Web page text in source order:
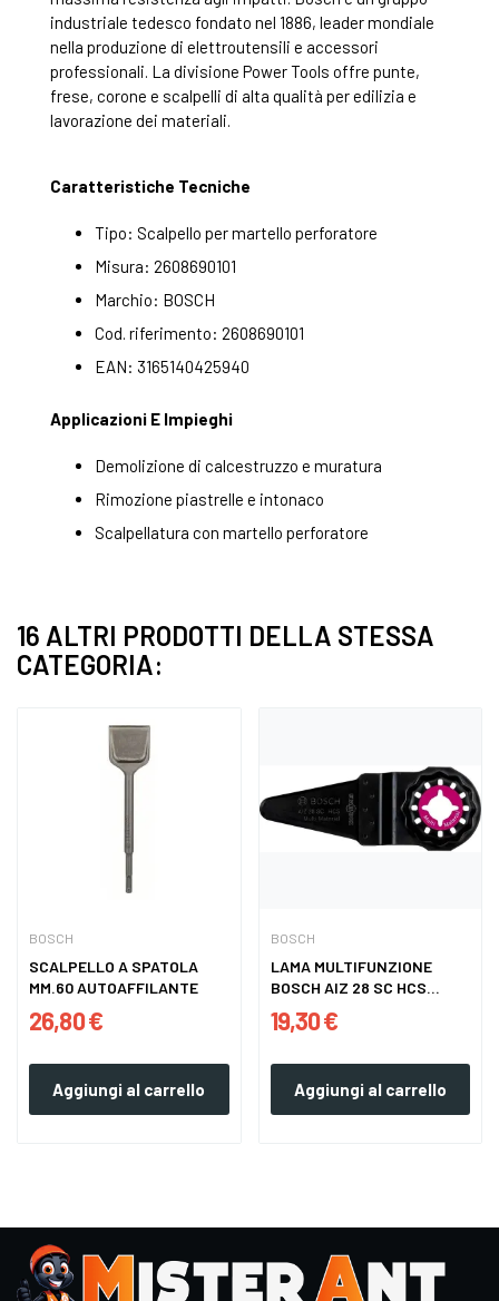
industriale tedesco fondato nel 1886, leader mondiale
nella produzione di elettroutensili e accessori
professionali. La divisione Power Tools offre punte,
frese, corone e scalpelli di alta qualità per edilizia e
lavorazione dei materiali.
Caratteristiche Tecniche
Tipo: Scalpello per martello perforatore
Misura: 2608690101
Marchio: BOSCH
Cod. riferimento: 2608690101
EAN: 3165140425940
Applicazioni E Impieghi
Demolizione di calcestruzzo e muratura
Rimozione piastrelle e intonaco
Scalpellatura con martello perforatore
16 ALTRI PRODOTTI DELLA STESSA
CATEGORIA:
BOSCH
SCALPELLO A SPATOLA
MM.60 AUTOAFFILANTE
26,80 €
Aggiungi al carrello
BOSCH
LAMA MULTIFUNZIONE
BOSCH AIZ 28 SC HCS
2608661691
19,30 €
Aggiungi al carrello